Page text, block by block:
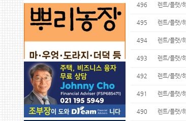
496 렌트/플랫/
495 렌트/플랫/
494 렌트/플랫/
493 렌트/플랫/
492 렌트/플랫/
491 렌트/플랫/
490 렌트/플랫/